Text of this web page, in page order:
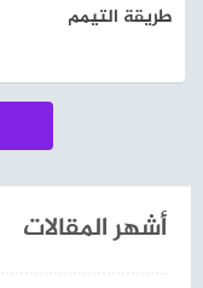
طريقة التيمم
أشهر المقالات